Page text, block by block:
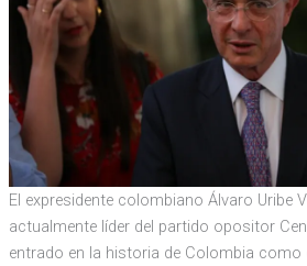
El expresidente colombiano Álvaro Uribe
actualmente líder del partido opositor
entrado en la historia de Colombia como